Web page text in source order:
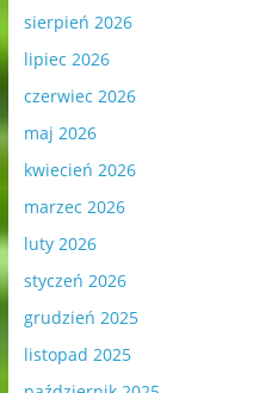
sierpień 2026
lipiec 2026
czerwiec 2026
maj 2026
kwiecień 2026
marzec 2026
luty 2026
styczeń 2026
grudzień 2025
listopad 2025